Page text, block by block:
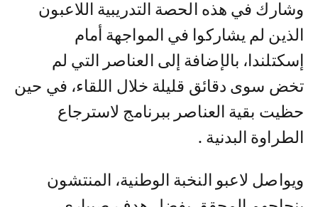
وشارك في هذه الحصة التدريبية اللاعبون
الذين لم يشاركوا في المواجهة أمام
إسكتلندا، بالإضافة إلى العناصر التي لم
تخض سوى دقائق قليلة خلال اللقاء، في حين
حظيت بقية العناصر ببرنامج لاسترجاع
الطراوة البدنية .
ويواصل لاعبو النخبة الوطنية، المنتشون